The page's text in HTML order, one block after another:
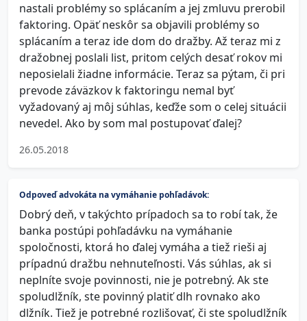
nastali problémy so splácaním a jej zmluvu prerobil
faktoring. Opäť neskôr sa objavili problémy so
splácaním a teraz ide dom do dražby. Až teraz mi z
dražobnej poslali list, pritom celých desať rokov mi
neposielali žiadne informácie. Teraz sa pýtam, či pri
prevode záväzkov k faktoringu nemal byť
vyžadovaný aj môj súhlas, keďže som o celej situácii
nevedel. Ako by som mal postupovať ďalej?
26.05.2018
Odpoveď advokáta na vymáhanie pohľadávok:
Dobrý deň, v takýchto prípadoch sa to robí tak, že
banka postúpi pohľadávku na vymáhanie
spoločnosti, ktorá ho ďalej vymáha a tiež rieši aj
prípadnú dražbu nehnuteľnosti. Vás súhlas, ak si
neplníte svoje povinnosti, nie je potrebný. Ak ste
spoludlžník, ste povinný platiť dlh rovnako ako
dlžník. Tiež je potrebné rozlišovať, či ste spoludlžník